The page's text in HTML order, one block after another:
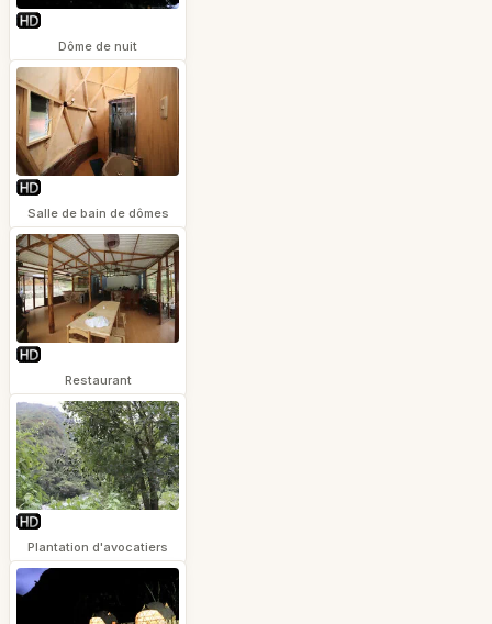
Dôme de nuit
Salle de bain de dômes
Restaurant
Plantation d'avocatiers